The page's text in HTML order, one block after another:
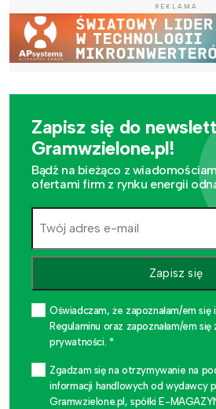
REKLAMA
Zapisz się do
Gramwzielone.pl!
Bądź na bieżąco z
ofertami firm z rynku energii
Zapisz się
Oświadczam, że zapoznałam/em
Regulaminu oraz zapoznałam/em się
prywatności. *
Zgadzam się na otrzymywanie na
informacji handlowych od wydawcy
Gramwzielone.pl, spółki E-